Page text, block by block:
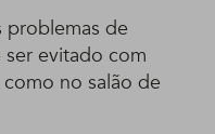
problemas de
evitado com
no salão de